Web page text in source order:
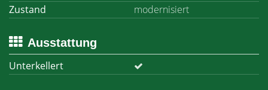
Zustand
modernisiert
Ausstattung
Unterkellert